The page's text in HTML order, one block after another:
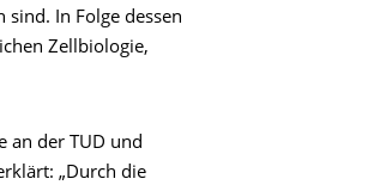
In Folge dessen
Zellbiologie,
an der TUD und
„Durch die